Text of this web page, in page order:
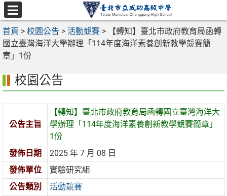
跳
至
主
要
內
選
單
首頁 > 校園公告 > 活動競賽 >
【轉知】臺北市政府教育局函轉
國立臺灣海洋大學辦理「114年度海洋素養創新教學競賽簡
章」1份
校園公告
公告主旨
【轉知】臺北市政府教育局函轉國立臺灣海洋大
學辦理「114年度海洋素養創新教學競賽簡章」
1份
發佈日期
2025 年 7 月 08 日
發佈單位
實驗研究組
公告類別
活動競賽